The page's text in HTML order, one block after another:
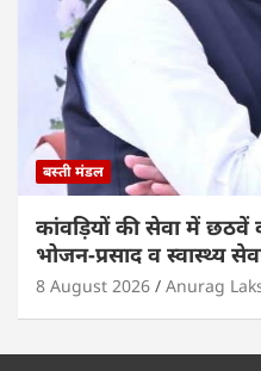
बस्ती मंडल
कांवड़ियों की सेवा में छठवें
भोजन-प्रसाद व स्वास्थ्य
8 August 2026 Anurag